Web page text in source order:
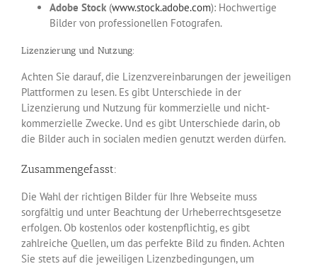
Adobe Stock (www.stock.adobe.com): Hochwertige
Bilder von professionellen Fotografen.
Lizenzierung und Nutzung:
Achten Sie darauf, die Lizenzvereinbarungen der jeweiligen
Plattformen zu lesen. Es gibt Unterschiede in der
Lizenzierung und Nutzung für kommerzielle und nicht-
kommerzielle Zwecke. Und es gibt Unterschiede darin, ob
die Bilder auch in socialen medien genutzt werden dürfen.
Zusammengefasst:
Die Wahl der richtigen Bilder für Ihre Webseite muss
sorgfältig und unter Beachtung der Urheberrechtsgesetze
erfolgen. Ob kostenlos oder kostenpflichtig, es gibt
zahlreiche Quellen, um das perfekte Bild zu finden. Achten
Sie stets auf die jeweiligen Lizenzbedingungen, um